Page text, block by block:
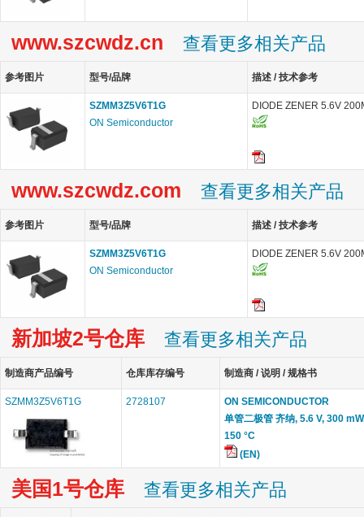
www.szcwdz.cn 查看更多相关产品
参考图片 型号/品牌 描述 / 技术参考
SZMM3Z5V6T1G
ON Semiconductor
DIODE ZENER 5.6V
www.szcwdz.com 查看更多相关产品
参考图片 型号/品牌 描述 / 技术参考
SZMM3Z5V6T1G
ON Semiconductor
DIODE ZENER 5.6V
新加坡2号仓库 查看更多相关产品
制造商产品编号 仓库库存编号 制造商 / 说明 / 规格书
SZMM3Z5V6T1G 2728107
ON SEMICONDUCTOR
单管二极管 齐纳, 5.6 V, 300
150 °C
(EN)
美国1号仓库 查看更多相关产品